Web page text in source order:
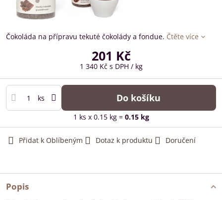
Čokoláda na přípravu tekuté čokolády a fondue. Čtěte více
201 Kč
1 340 Kč s DPH / kg
ks Do košíku
1 ks x 0.15 kg = 0.15kg
Přidat k Oblíbeným Dotaz k produktu Doručení
Popis